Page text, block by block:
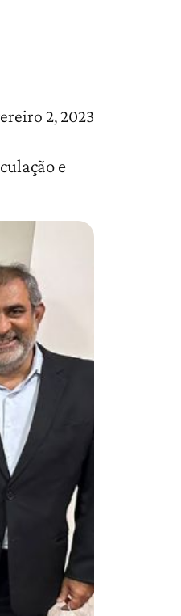
2, 2023
e